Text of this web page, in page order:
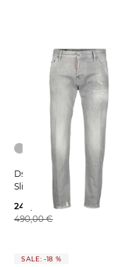
Dsquared2 | Herren Jeans
Slim Fit
244,99 €
490,00 €
SALE: -18 %